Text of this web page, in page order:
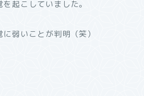
起こしていました。
弱いことが判明（笑）